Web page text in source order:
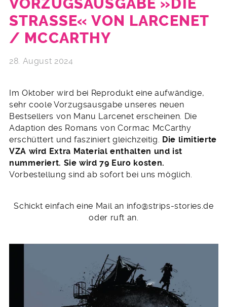
VORZUGSAUSGABE »DIE
STRASSE« VON LARCENET /
MCCARTHY
28. August 2024
Im Oktober wird bei Reprodukt eine aufwändige,
sehr coole Vorzugsausgabe unseres neuen
Bestsellers von Manu Larcenet erscheinen. Die
Adaption des Romans von Cormac McCarthy
erschüttert und fasziniert gleichzeitig. Die limitierte
VZA wird Extra Material enthalten und ist
nummeriert. Sie wird 79 Euro kosten.
Vorbestellung sind ab sofort bei uns möglich.
Schickt einfach eine Mail an info@strips-stories.de
oder ruft an.